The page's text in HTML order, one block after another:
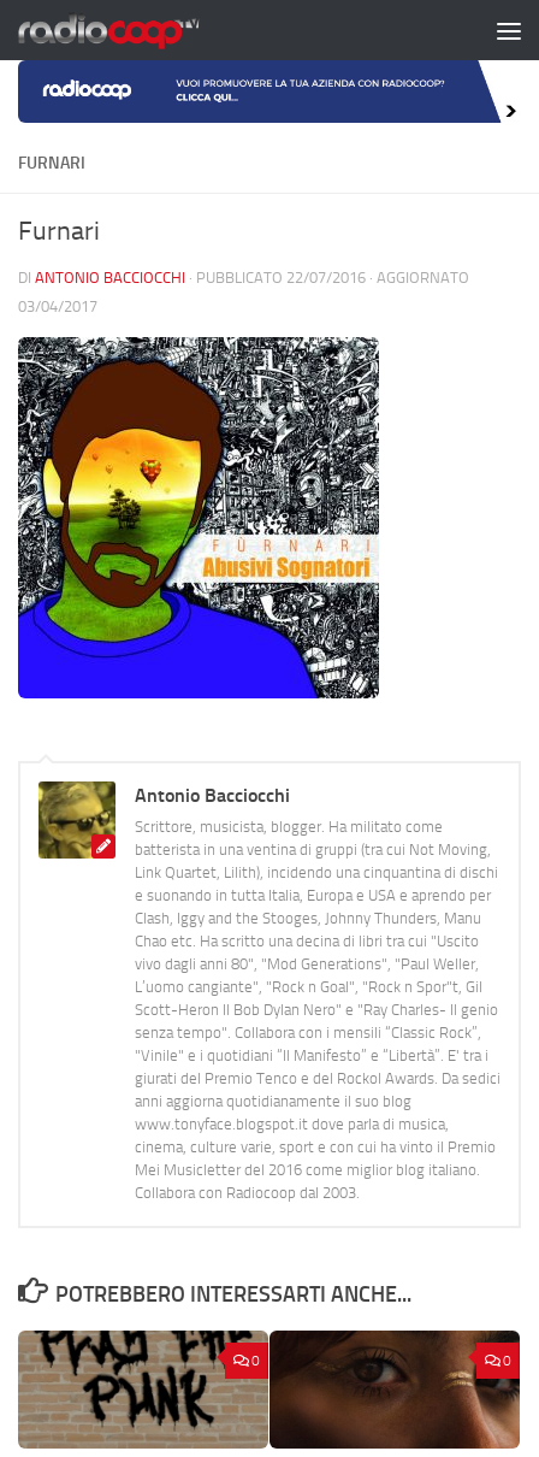
Salta al contenuto
FURNARI
Furnari
DI ANTONIO BACCIOCCHI · PUBBLICATO 22/07/2016 · AGGIORNATO
03/04/2017
Antonio Bacciocchi
Scrittore, musicista, blogger. Ha militato come
batterista in una ventina di gruppi (tra cui Not Moving,
Link Quartet, Lilith), incidendo una cinquantina di dischi
e suonando in tutta Italia, Europa e USA e aprendo per
Clash, Iggy and the Stooges, Johnny Thunders, Manu
Chao etc. Ha scritto una decina di libri tra cui "Uscito
vivo dagli anni 80", "Mod Generations", "Paul Weller,
L’uomo cangiante", "Rock n Goal", "Rock n Spor"t, Gil
Scott-Heron Il Bob Dylan Nero" e "Ray Charles- Il genio
senza tempo". Collabora con i mensili “Classic Rock”,
"Vinile" e i quotidiani “Il Manifesto” e “Libertà”. E' tra i
giurati del Premio Tenco e del Rockol Awards. Da sedici
anni aggiorna quotidianamente il suo blog
www.tonyface.blogspot.it dove parla di musica,
cinema, culture varie, sport e con cui ha vinto il Premio
Mei Musicletter del 2016 come miglior blog italiano.
Collabora con Radiocoop dal 2003.
POTREBBERO INTERESSARTI ANCHE...
0 0